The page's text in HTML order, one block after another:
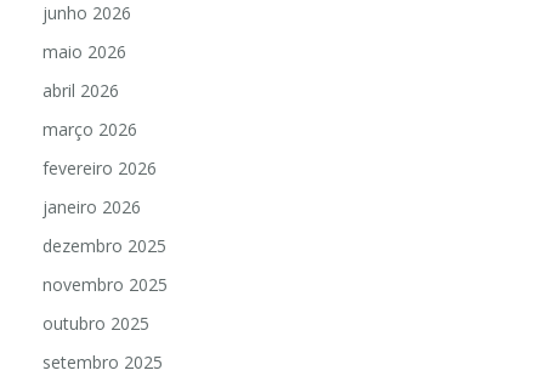
junho 2026
maio 2026
abril 2026
março 2026
fevereiro 2026
janeiro 2026
dezembro 2025
novembro 2025
outubro 2025
setembro 2025